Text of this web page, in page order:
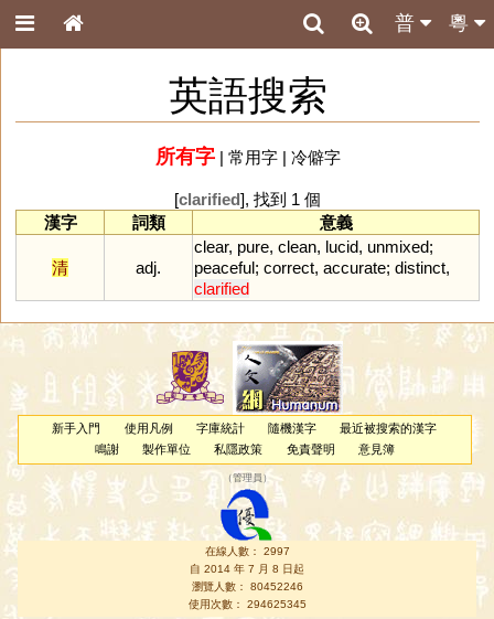
粵
普
英語搜索
所有字| 常用字| 冷僻字
[clarified], 找到 1 個
漢字
詞類 意義
清 adj.
clear, pure, clean, lucid, unmixed;
peaceful; correct, accurate; distinct,
clarified
新手入門 使用凡例 字庫統計 隨機漢字
最近被搜索的漢字
鳴謝
製作單位 私隱政策 免責聲明 意見簿
（管理員 ）
在線人數： 2997
自 2014 年 7 月 8 日起
瀏覽人數： 80452246
使用次數： 294625345